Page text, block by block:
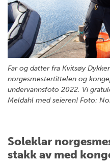
Far og datter fra Kvitsøy
norgesmestertittelen og
undervannsfoto 2022. Vi
Meldahl med seieren! Foto:
Soleklar
stakk av med